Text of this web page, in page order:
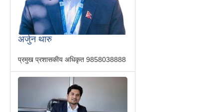
अर्जुन थारु
प्रमुख प्रशासकीय अधिकृत 9858038888